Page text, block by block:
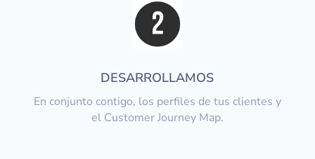
DESARROLLAMOS
En conjunto contigo, los perfiles de tus clientes y
el Customer Journey Map.